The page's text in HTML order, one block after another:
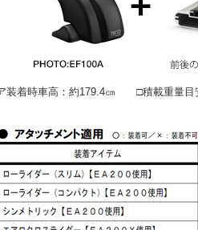
着時車高：約179.4㎝ □積載重量目